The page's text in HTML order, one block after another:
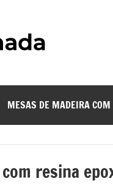
–
resinadas,
a
MESAS DE MADEIRA
resina